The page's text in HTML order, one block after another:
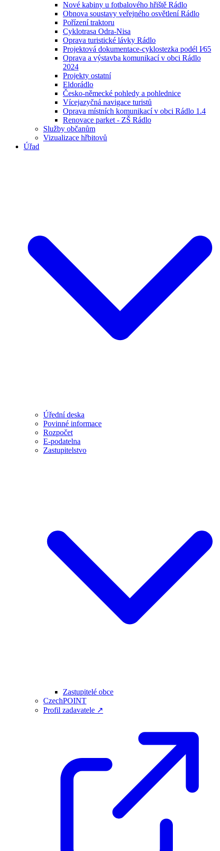
Nové kabiny u fotbalového hřiště Rádlo
Obnova soustavy veřejného osvětlení Rádlo
Pořízení traktoru
Cyklotrasa Odra-Nisa
Oprava turistické lávky Rádlo
Projektová dokumentace-cyklostezka podél I⁄65
Oprava a výstavba komunikací v obci Rádlo
2024
Projekty ostatní
Eldorádlo
Česko-německé pohledy a pohlednice
Vícejazyčná navigace turistů
Oprava místních komunikací v obci Rádlo 1.4
Renovace parket - ZŠ Rádlo
Služby občanům
Vizualizace hřbitovů
Úřad
Úřední deska
Povinné informace
Rozpočet
E-podatelna
Zastupitelstvo
Zastupitelé obce
CzechPOINT
Profil zadavatele ↗